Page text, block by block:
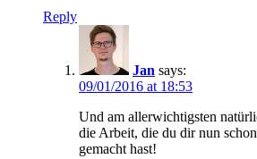
Reply
Jan says:
09/01/2016 at 18:53
Und am allerwichtigsten
die Arbeit, die du dir nun
gemacht hast!